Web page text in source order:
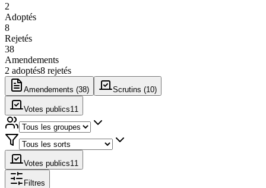
2
Adoptés
8
Rejetés
38
Amendements
2 adoptés8 rejetés
Amendements (38) Scrutins (10)
Votes publics11
Votes publics11
Filtres